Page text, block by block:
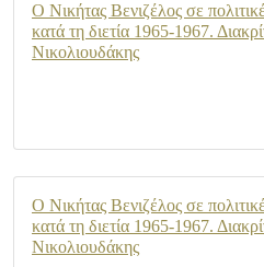
Ο Νικήτας Βενιζέλος σε
κατά τη διετία 1965-1967.
Νικολιουδάκης
Ο Νικήτας Βενιζέλος σε
κατά τη διετία 1965-1967.
Νικολιουδάκης